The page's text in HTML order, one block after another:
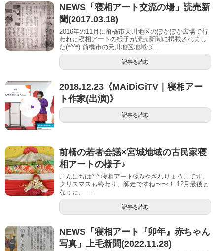
NEWS「寝相アート交流の場」読売新
聞(2017.03.18)
2016年の11月に前橋市天川地区のぽかぽか広場で行
われた寝相アートの様子が読売新聞に掲載されまし
た(*^^*) 前橋市の天川地区地域づ...
記事を読む
2018.12.23《MAiDiGiTV｜寝相アー
ト作家(出演)》
記事を読む
前橋の若者会議×宮城地域の古民家寝
相アートの様子♪
こんにちは^ ^ 寝相アート®︎みやざわりょうこです。
クリスマスも終わり、師走ですね〜〜！ 12月最後と
なった、 ...
記事を読む
NEWS「寝相アート『卯年』赤ちゃん
写真」上毛新聞(2022.11.28)